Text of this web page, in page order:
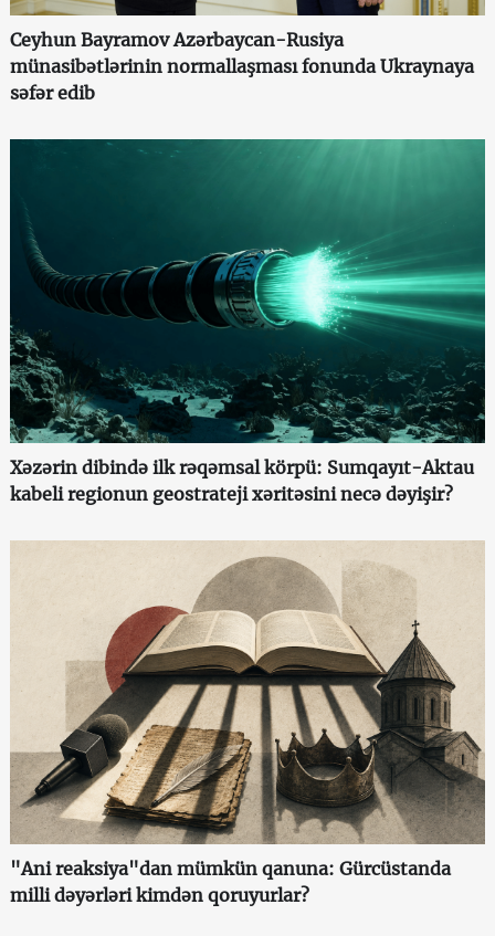
Ceyhun Bayramov Azərbaycan-Rusiya
münasibətlərinin normallaşması fonunda Ukraynaya
səfər edib
Xəzərin dibində ilk rəqəmsal körpü: Sumqayıt-Aktau
kabeli regionun geostrateji xəritəsini necə dəyişir?
"Ani reaksiya"dan mümkün qanuna: Gürcüstanda
milli dəyərləri kimdən qoruyurlar?